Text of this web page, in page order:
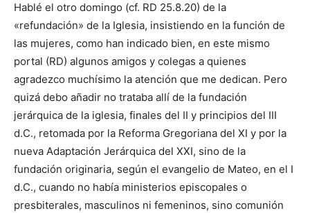
Hablé el otro domingo (cf. RD 25.8.20) de la
«refundación» de la Iglesia, insistiendo en la función de
las mujeres, como han indicado bien, en este mismo
portal (RD) algunos amigos y colegas a quienes
agradezco muchísimo la atención que me dedican. Pero
quizá debo añadir no trataba allí de la fundación
jerárquica de la iglesia, finales del II y principios del III
d.C., retomada por la Reforma Gregoriana del XI y por la
nueva Adaptación Jerárquica del XXI, sino de la
fundación originaria, según el evangelio de Mateo, en el I
d.C., cuando no había ministerios episcopales o
presbiterales, masculinos ni femeninos, sino comunión